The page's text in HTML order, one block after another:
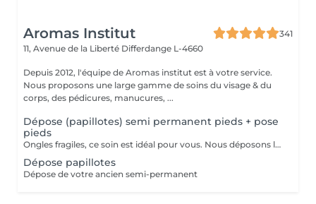
Aromas Institut
341
11, Avenue de la Liberté Differdange L-4660
Depuis 2012, l'équipe de Aromas institut est à votre service.
Nous proposons une large gamme de soins du visage & du
corps, des pédicures, manucures, ...
Dépose (papillotes) semi permanent pieds + pose
pieds
Ongles fragiles, ce soin est idéal pour vous. Nous déposons le semi permanent avec des papillotes, de manière plus douce, l'ongle n'est pas abîmé. Un rdv bloqué doit être impérativement annulé 24h. Dans le cas contraire, nous nous réservons le droit de facturer la prestation.
Dépose papillotes
Dépose de votre ancien semi-permanent